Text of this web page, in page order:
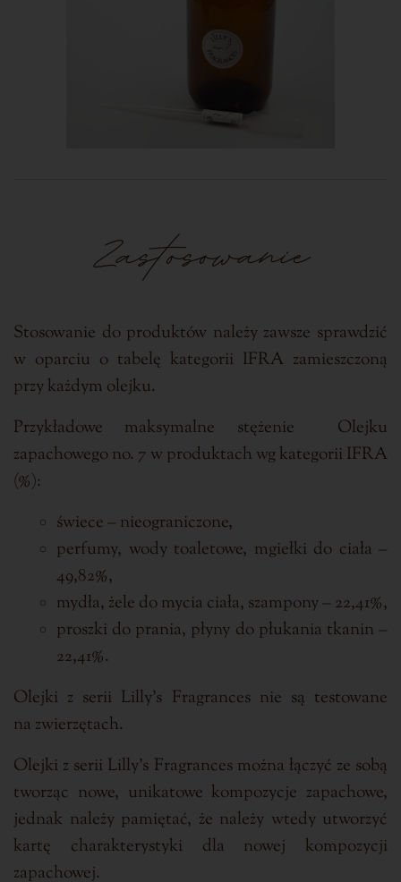
Zastosowanie
Stosowanie do produktów należy zawsze sprawdzić
w oparciu o tabelę kategorii IFRA zamieszczoną
przy każdym olejku.
Przykładowe maksymalne stężenie Olejku
zapachowego no. 7 w produktach wg kategorii IFRA
(%):
świece – nieograniczone,
perfumy, wody toaletowe, mgiełki do ciała –
49,82%,
mydła, żele do mycia ciała, szampony – 22,41%,
proszki do prania, płyny do płukania tkanin –
22,41%.
Olejki z serii Lilly’s Fragrances nie są testowane
na zwierzętach.
Olejki z serii Lilly’s Fragrances można łączyć ze sobą
tworząc nowe, unikatowe kompozycje zapachowe,
jednak należy pamiętać, że należy wtedy utworzyć
kartę charakterystyki dla nowej kompozycji
zapachowej.